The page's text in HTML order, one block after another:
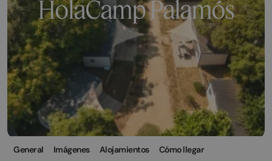
HolaCamp Palamós
General Imágenes Alojamientos Cómo llegar